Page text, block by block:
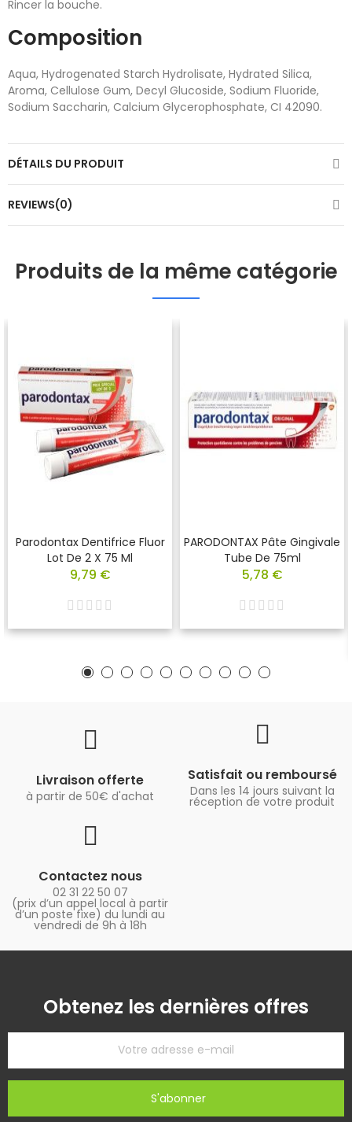
Rincer la bouche.
Composition
Aqua, Hydrogenated Starch Hydrolisate, Hydrated Silica,
Aroma, Cellulose Gum, Decyl Glucoside, Sodium Fluoride,
Sodium Saccharin, Calcium Glycerophosphate, CI 42090.
DÉTAILS DU PRODUIT
REVIEWS(0)
Produits de la même catégorie
Parodontax Dentifrice Fluor
Lot De 2 X 75 Ml
9,79 €
PARODONTAX Pâte Gingivale
Tube De 75ml
5,78 €
Livraison offerte
à partir de 50€ d'achat
Satisfait ou remboursé
Dans les 14 jours suivant la
réception de votre produit
Contactez nous
02 31 22 50 07
(prix d’un appel local à partir
d’un poste fixe) du lundi au
vendredi de 9h à 18h
Obtenez les dernières offres
S'abonner